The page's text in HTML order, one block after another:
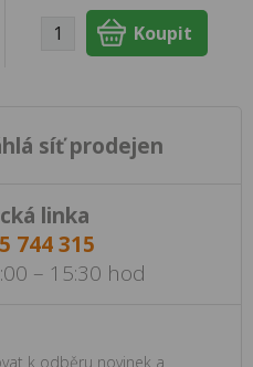
síť prodejen
linka
744 315
– 15:30 hod
k odběru novinek a